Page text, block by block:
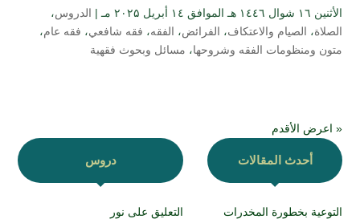
الأثنين ۱٦ شوال ۱٤٤٦ هـ الموافق ۱٤ أبريل ۲۰۲۵ مـ | الدروس،
الصلاة، الصيام والاعتكاف، الفرائض، الفقه، فقه شافعي، فقه عام،
متون ومنظومات الفقه وشروحها، مسائل وبحوث فقهية
« اعرض الأقدم
أحدث المقالات
التوعية بخطورة المخدرات
دروس
التعليق على نور